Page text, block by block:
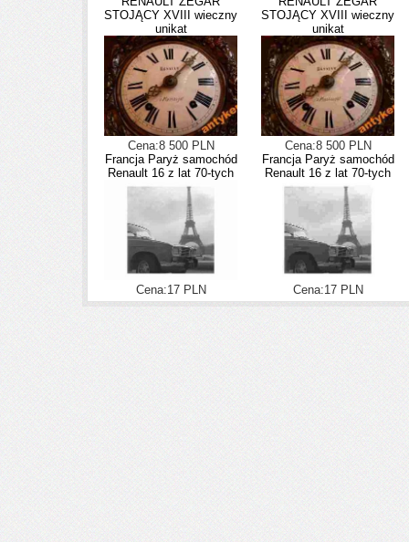
STOJĄCY XVIII wieczny
unikat
Cena:8 500 PLN
STOJĄCY XVIII wieczny
unikat
Cena:8 500 PLN
Francja Paryż samochód
Renault 16 z lat 70-tych
Cena:17 PLN
Francja Paryż samochód
Renault 16 z lat 70-tych
Cena:17 PLN